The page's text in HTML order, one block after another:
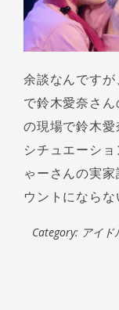
余談なんです
で鈴木愛奈さ
の現場で鈴木
シチュエーシ
ゃーさんの実
ウントにならな
Category: アイド